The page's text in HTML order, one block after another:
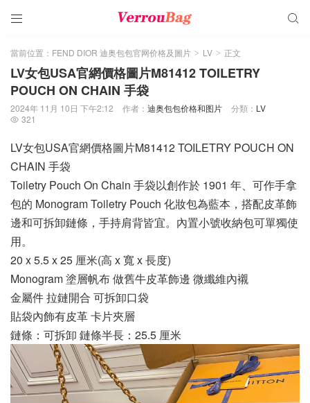
 
當前位置： FEND DIOR 迪奥包包官网价格及圖片 > LV > 正文
LV女包USA官網價格圖片M81412 TOILETRY
POUCH ON CHAIN 手袋
2024年 11月 10日 下午2:12 作者： 迪奥包包价格和图片 分類： LV
 321
LV女包USA官網價格圖片M81412 TOILETRY POUCH ON
CHAIN 手袋
Toiletry Pouch On Chain 手袋以創作於 1901 年、可作手拿
包的 Monogram Toiletry Pouch 化妝包為藍本，搭配皮革飾
邊和可拆卸鏈條，手持肩背皆宜。內置小號收納包可單獨使
用。
20 x 5.5 x 25 厘米(高 x 寬 x 長度)
Monogram 塗層帆布 做舊牛皮革飾邊 微纖維內襯
金屬件 拉鏈開合 可拆卸口袋
貼袋內飾有皮革 卡片夾層
鏈條：可拆卸 鏈條半長：25.5 厘米